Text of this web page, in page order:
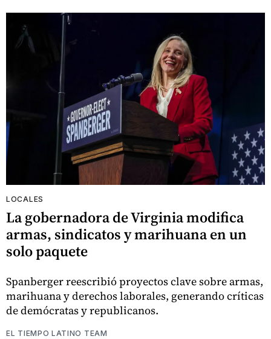
LOCALES
La gobernadora de Virginia modifica
armas, sindicatos y marihuana en un
solo paquete
Spanberger reescribió proyectos clave sobre armas,
marihuana y derechos laborales, generando críticas
de demócratas y republicanos.
EL TIEMPO LATINO TEAM